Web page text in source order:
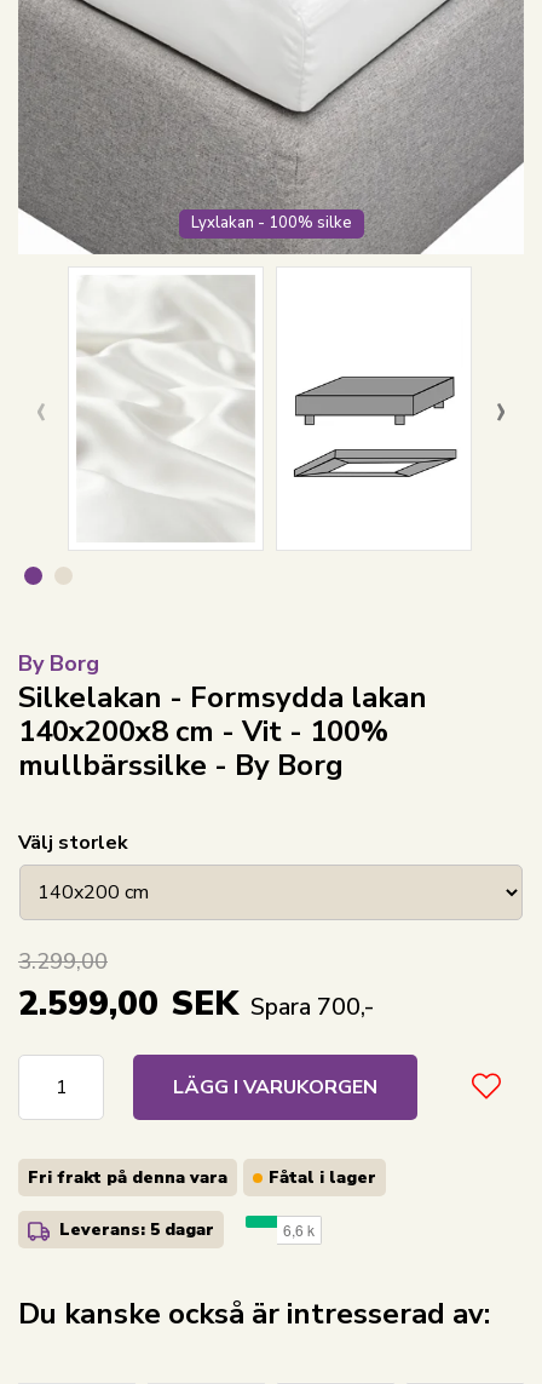
Lyxlakan - 100% silke
‹ ›
By Borg
Silkelakan - Formsydda lakan
140x200x8 cm - Vit - 100%
mullbärssilke - By Borg
Välj storlek
3.299,00
2.599,00 SEK Spara 700,-
LÄGG I VARUKORGEN
Fri frakt på denna vara Fåtal i lager
Leverans: 5 dagar
Du kanske också är intresserad av: